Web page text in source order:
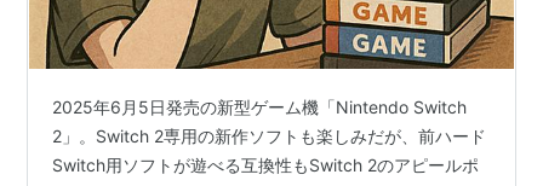
2025年6月5日発売の新型ゲーム機「Nintendo Switch
2」。Switch 2専用の新作ソフトも楽しみだが、前ハード
Switch用ソフトが遊べる互換性もSwitch 2のアピールポ